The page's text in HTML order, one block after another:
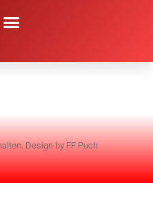
Design by FF Puch